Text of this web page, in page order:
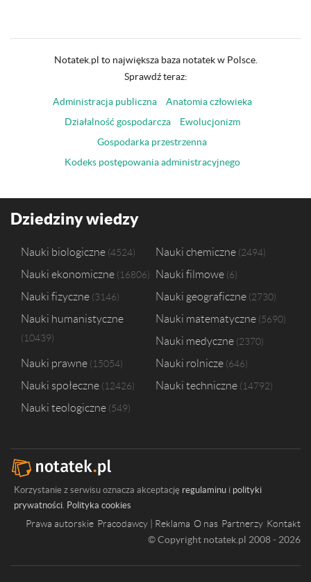
Notatek.pl to największa baza notatek w Polsce.
Sprawdź teraz:
Administracja publiczna
Anatomia człowieka
Działalność gospodarcza
Ewolucjonizm
Gospodarka przestrzenna
Kodeks postępowania administracyjnego
Dziedziny wiedzy
Nauki biologiczne 4524 Nauki chemiczne 2494
Nauki ekonomiczne 16806 Nauki filmowe 6
Nauki fizyczne 3146 Nauki geograficzne 2730
Nauki humanistyczne
10439
Nauki matematyczne 5690
Nauki medyczne 2370
Nauki prawne 15054 Nauki rolnicze 646
Nauki społeczne 12426 Nauki techniczne 14792
Nauki teologiczne 549
Korzystanie z serwisu oznacza akceptację regulaminu i polityki
prywatności. Polityka cookies
Prawa autorskie Pracodawcy | Reklama O nas Partnerzy Kontakt
© Copyright notatek.pl 2008 - 2026